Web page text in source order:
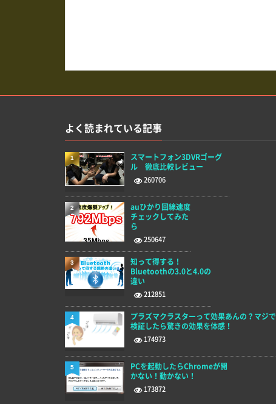
よく読まれている記事
スマートフォン3DVRゴーグ
ル 徹底比較レビュー
260706
1
auひかり回線速度
チェックしてみた
ら
250647
2
知って得する！
Bluetoothの3.0と4.0の
違い
212851
3
プラズマクラスターって効果あんの？マジで
検証したら驚きの効果を体感！
174973
4
PCを起動したらChromeが開
かない！動かない！
173872
5